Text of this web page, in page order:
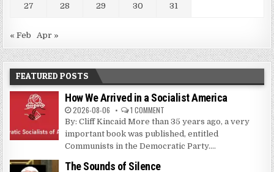
27 28 29 30 31
« Feb Apr »
FEATURED POSTS
How We Arrived in a Socialist America
2026-08-06 1 COMMENT
By: Cliff Kincaid More than 35 years ago, a very
important book was published, entitled
Communists in the Democratic Party....
The Sounds of Silence